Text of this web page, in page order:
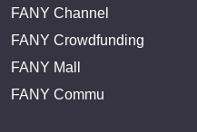
FANY Channel
FANY Crowdfunding
FANY Mall
FANY Commu